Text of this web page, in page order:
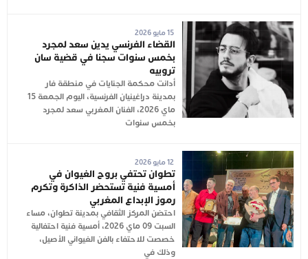
15 مايو 2026
القضاء الفرنسي يدين سعد لمجرد
بخمس سنوات سجنا في قضية سان
تروبيه
أدانت محكمة الجنايات في منطقة فار
بمدينة دراغينيان الفرنسية، اليوم الجمعة 15
ماي 2026، الفنان المغربي سعد لمجرد
بخمس سنوات
12 مايو 2026
تطوان تحتفي بروح الغيوان في
أمسية فنية تستحضر الذاكرة وتكرم
رموز الإبداع المغربي
احتضن المركز الثقافي بمدينة تطوان، مساء
السبت 09 ماي 2026، أمسية فنية احتفالية
خصصت للاحتفاء بالفن الغيواني الأصيل،
وذلك في